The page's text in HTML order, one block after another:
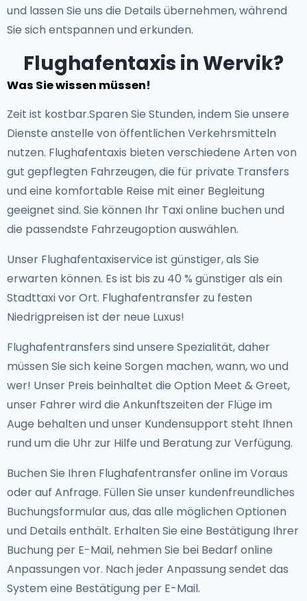
und lassen Sie uns die Details übernehmen, während
Sie sich entspannen und erkunden.
Flughafentaxis in Wervik?
Was Sie wissen müssen!
Zeit ist kostbar.Sparen Sie Stunden, indem Sie unsere
Dienste anstelle von öffentlichen Verkehrsmitteln
nutzen. Flughafentaxis bieten verschiedene Arten von
gut gepflegten Fahrzeugen, die für private Transfers
und eine komfortable Reise mit einer Begleitung
geeignet sind. Sie können Ihr Taxi online buchen und
die passendste Fahrzeugoption auswählen.
Unser Flughafentaxiservice ist günstiger, als Sie
erwarten können. Es ist bis zu 40 % günstiger als ein
Stadttaxi vor Ort. Flughafentransfer zu festen
Niedrigpreisen ist der neue Luxus!
Flughafentransfers sind unsere Spezialität, daher
müssen Sie sich keine Sorgen machen, wann, wo und
wer! Unser Preis beinhaltet die Option Meet & Greet,
unser Fahrer wird die Ankunftszeiten der Flüge im
Auge behalten und unser Kundensupport steht Ihnen
rund um die Uhr zur Hilfe und Beratung zur Verfügung.
Buchen Sie Ihren Flughafentransfer online im Voraus
oder auf Anfrage. Füllen Sie unser kundenfreundliches
Buchungsformular aus, das alle möglichen Optionen
und Details enthält. Erhalten Sie eine Bestätigung Ihrer
Buchung per E-Mail, nehmen Sie bei Bedarf online
Anpassungen vor. Nach jeder Anpassung sendet das
System eine Bestätigung per E-Mail.